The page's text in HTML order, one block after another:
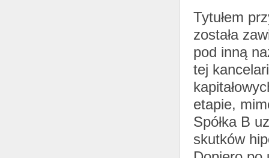
Tytułem
została
pod inną
tej
etapie,
Spółka B
skutków